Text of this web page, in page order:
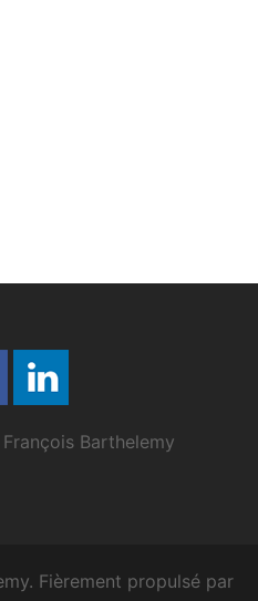
Barthelemy
Fièrement propulsé par